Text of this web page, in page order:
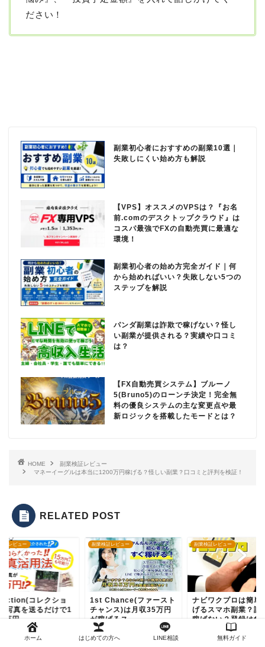
コスパ最強でFXの自動売買に最適な
環境！
ステップを解説
は？
料の優良システムの主な変更点や最
新ロジックを搭載したモードとは？
証レビュー
コレクショ
写真を送るだけで1
万円...
2022年6月17日
1st Chance(ファースト
チャンス)は月収35万円
が稼げるス...
2022年11月9日
ナビワクプロは簡単
げるスマホ副業？詐
稼げない？登録は危
2022年7
ホーム はじめての方へ LINE相談 無料ガイド